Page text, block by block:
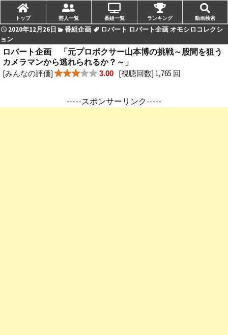
2020年12月26日 番組企画
ロバート ロバート企画 オモシロコレクシ
ョン
ロバート企画 「元プロボクサー山本博の挑戦～股間を狙う
カメラマンから逃れられるか？～」
[みんなの評価] 3.00 [視聴回数] 1,765 回
-----スポンサーリンク-----
トップ 芸人一覧 番組一覧 ランキング 動画検索